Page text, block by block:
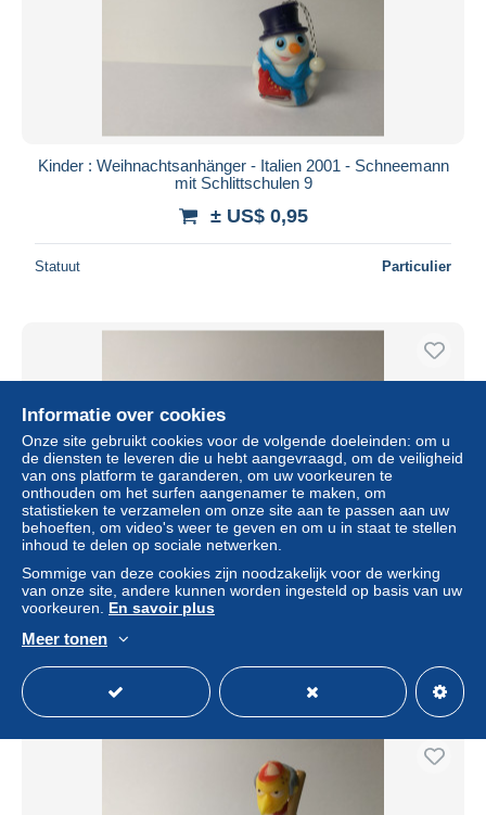
Kinder : Weihnachtsanhänger - Italien 2001 - Schneemann
mit Schlittschulen 9
± US$ 0,95
Statuut Particulier
Kinder : MPG UN161 The Simpsons 2 - Kinder joy 2011 -
Milhouse
± US$ 0,95
Statuut Particulier
Informatie over cookies
Onze site gebruikt cookies voor de volgende doeleinden: om u
de diensten te leveren die u hebt aangevraagd, om de veiligheid
van ons platform te garanderen, om uw voorkeuren te
onthouden om het surfen aangenamer te maken, om
statistieken te verzamelen om onze site aan te passen aan uw
behoeften, om video's weer te geven en om u in staat te stellen
inhoud te delen op sociale netwerken.
Sommige van deze cookies zijn noodzakelijk voor de werking
van onze site, andere kunnen worden ingesteld op basis van uw
voorkeuren. En savoir plus
Meer tonen